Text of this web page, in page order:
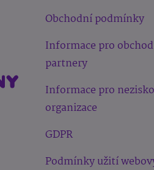
Obchodní podmínky
Informace pro
partnery
Informace pro
organizace
GDPR
Podmínky užití